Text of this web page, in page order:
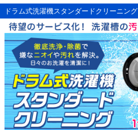
ドラム式洗濯機スタンダードクリーニング